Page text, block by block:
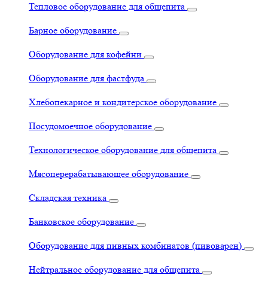
Тепловое оборудование для общепита
Барное оборудование
Оборудование для кофейни
Оборудование для фастфуда
Хлебопекарное и кондитерское оборудование
Посудомоечное оборудование
Технологическое оборудование для общепита
Мясоперерабатывающее оборудование
Складская техника
Банковское оборудование
Оборудование для пивных комбинатов (пивоварен)
Нейтральное оборудование для общепита